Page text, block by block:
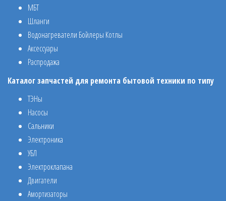
МБТ
Шланги
Водонагреватели Бойлеры Котлы
Аксессуары
Распродажа
Каталог запчастей для ремонта бытовой техники по типу
ТЭНы
Насосы
Сальники
Электроника
УБЛ
Электроклапана
Двигатели
Амортизаторы